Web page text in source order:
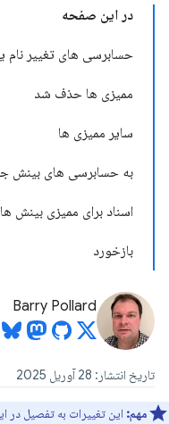
در این صفحه
حسابرسی های تغییر نام
ممیزی ها حذف شد
سایر ممیزی ها
به حسابرسی های بینش
اسناد برای ممیزی بینش
بازخورد
Barry Pollard
تاریخ انتشار: 28 آوریل 2025
مهم: این تغییرات به تفصیل در